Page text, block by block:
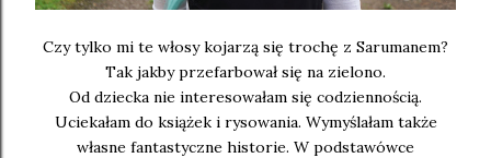
Czy tylko mi te włosy kojarzą się trochę z Sarumanem?
Tak jakby przefarbował się na zielono.
Od dziecka nie interesowałam się codziennością.
Uciekałam do książek i rysowania. Wymyślałam także
własne fantastyczne historie. W podstawówce